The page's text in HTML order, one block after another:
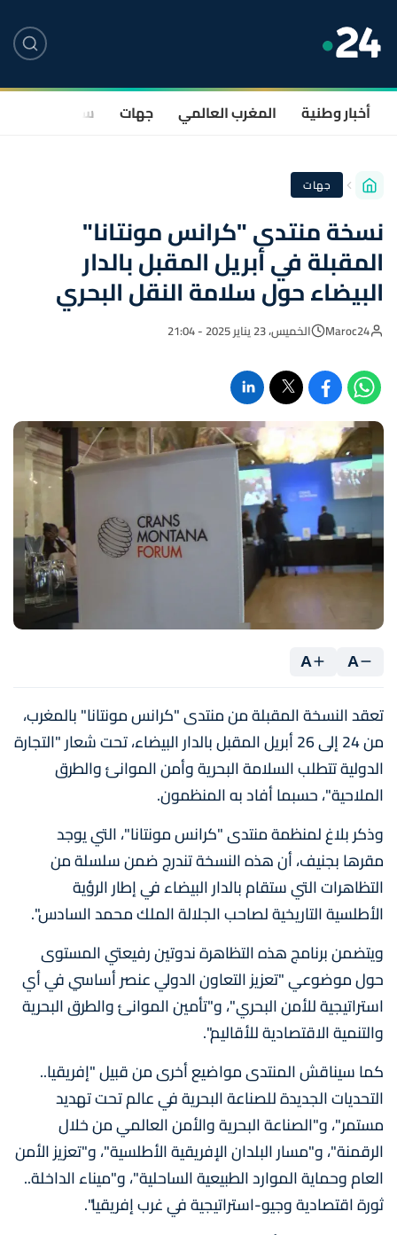
أخبار وطنية المغرب العالمي جهات سياسة
جهات
نسخة منتدى "كرانس مونتانا"
المقبلة في أبريل المقبل بالدار
البيضاء حول سلامة النقل البحري
Maroc24 الخميس، 23 يناير 2025 - 21:04
A
A
تعقد النسخة المقبلة من منتدى "كرانس مونتانا" بالمغرب،
من 24 إلى 26 أبريل المقبل بالدار البيضاء، تحت شعار "التجارة
الدولية تتطلب السلامة البحرية وأمن الموانئ والطرق
الملاحية"، حسبما أفاد به المنظمون.
وذكر بلاغ لمنظمة منتدى "كرانس مونتانا"، التي يوجد
مقرها بجنيف، أن هذه النسخة تندرج ضمن سلسلة من
التظاهرات التي ستقام بالدار البيضاء في إطار الرؤية
الأطلسية التاريخية لصاحب الجلالة الملك محمد السادس".
ويتضمن برنامج هذه التظاهرة ندوتين رفيعتي المستوى
حول موضوعي "تعزيز التعاون الدولي عنصر أساسي في أي
استراتيجية للأمن البحري"، و"تأمين الموانئ والطرق البحرية
والتنمية الاقتصادية للأقاليم".
كما سيناقش المنتدى مواضيع أخرى من قبيل "إفريقيا..
التحديات الجديدة للصناعة البحرية في عالم تحت تهديد
مستمر"، و"الصناعة البحرية والأمن العالمي من خلال
الرقمنة"، و"مسار البلدان الإفريقية الأطلسية"، و"تعزيز الأمن
العام وحماية الموارد الطبيعية الساحلية"، و"ميناء الداخلة..
ثورة اقتصادية وجيو-استراتيجية في غرب إفريقيا".